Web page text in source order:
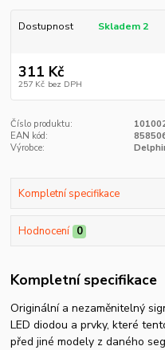
Dostupnost Skladem 2
311 Kč
257 Kč bez DPH
Číslo produktu:
EAN kód:
Výrobce:
Kompletní specifikace
Hodnocení 0
Kompletní specifikace
Originální a nezaměnitelný
LED diodou a prvky, které
před jiné modely z daného